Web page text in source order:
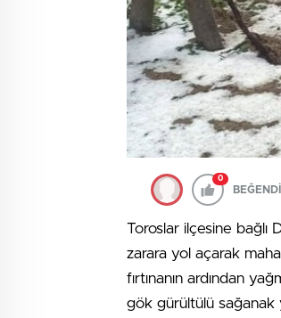
0
Toroslar ilçesine bağlı
zarara yol açarak
fırtınanın ardından
gök gürültülü sağanak